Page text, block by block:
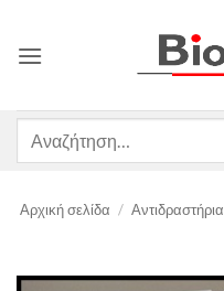
περιεχόμενο
Αναζήτηση
Αρχική σελίδα / Αντιδραστήρια